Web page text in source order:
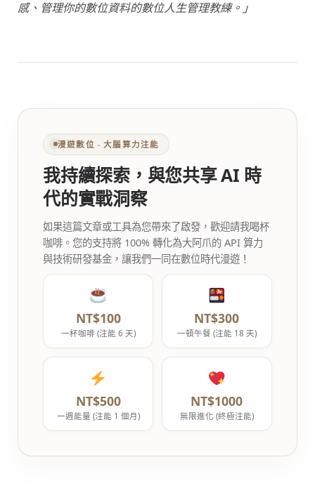
感、管理你的數位資料的數位人生管理教練。」
漫遊數位 ‧ 大腦算力注能
我持續探索，與您共享 AI 時
代的實戰洞察
如果這篇文章或工具為您帶來了啟發，歡迎請我喝杯
咖啡。您的支持將 100% 轉化為大阿爪的 API 算力
與技術研發基金，讓我們一同在數位時代漫遊！
NT$100
一杯咖啡 (注能 6 天)
NT$300
一頓午餐 (注能 18 天)
NT$500
一週能量 (注能 1 個月)
NT$1000
無限進化 (終極注能)